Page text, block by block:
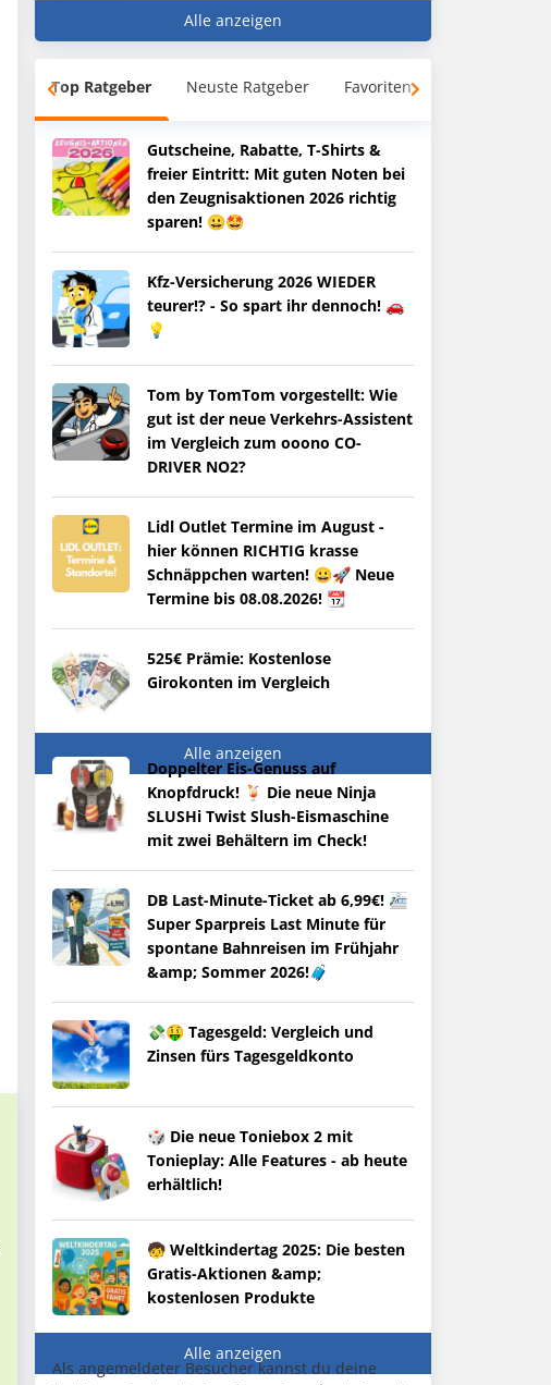
Alle anzeigen
Top Ratgeber Neuste Ratgeber Favoriten
Gutscheine, Rabatte, T-Shirts &
freier Eintritt: Mit guten Noten bei
den Zeugnisaktionen 2026 richtig
sparen! 😀🤩
Kfz-Versicherung 2026 WIEDER
teurer!? - So spart ihr dennoch! 🚗
💡
Tom by TomTom vorgestellt: Wie
gut ist der neue Verkehrs-Assistent
im Vergleich zum ooono CO-
DRIVER NO2?
Lidl Outlet Termine im August -
hier können RICHTIG krasse
Schnäppchen warten! 😀🚀 Neue
Termine bis 08.08.2026! 📆
525€ Prämie: Kostenlose
Girokonten im Vergleich
Alle anzeigen
Doppelter Eis-Genuss auf
Knopfdruck! 🍹 Die neue Ninja
SLUSHi Twist Slush-Eismaschine
mit zwei Behältern im Check!
DB Last-Minute-Ticket ab 6,99€! 🚈
Super Sparpreis Last Minute für
spontane Bahnreisen im Frühjahr
&amp; Sommer 2026!🧳
💸🤑 Tagesgeld: Vergleich und
Zinsen fürs Tagesgeldkonto
🎲 Die neue Toniebox 2 mit
Tonieplay: Alle Features - ab heute
erhältlich!
🧒 Weltkindertag 2025: Die besten
Gratis-Aktionen &amp;
kostenlosen Produkte
Alle anzeigen
Als angemeldeter Besucher kannst du deine